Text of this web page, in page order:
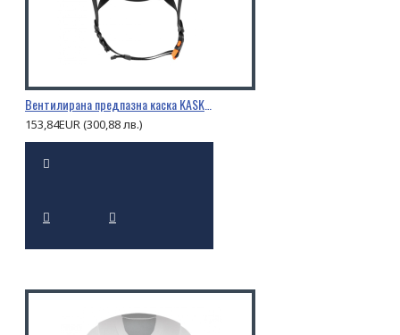
Вентилирана предпазна каска KASK PRIMERO AIR
153,84EUR (300,88 лв.)